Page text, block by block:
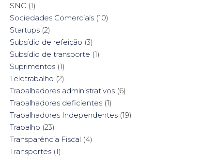
SNC (1)
Sociedades Comerciais (10)
Startups (2)
Subsídio de refeição (3)
Subsídio de transporte (1)
Suprimentos (1)
Teletrabalho (2)
Trabalhadores administrativos (6)
Trabalhadores deficientes (1)
Trabalhadores Independentes (19)
Trabalho (23)
Transparência Fiscal (4)
Transportes (1)